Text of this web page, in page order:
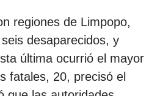
regiones de Limpopo,
desaparecidos, y
última ocurrió el mayor
fatales, 20, precisó el